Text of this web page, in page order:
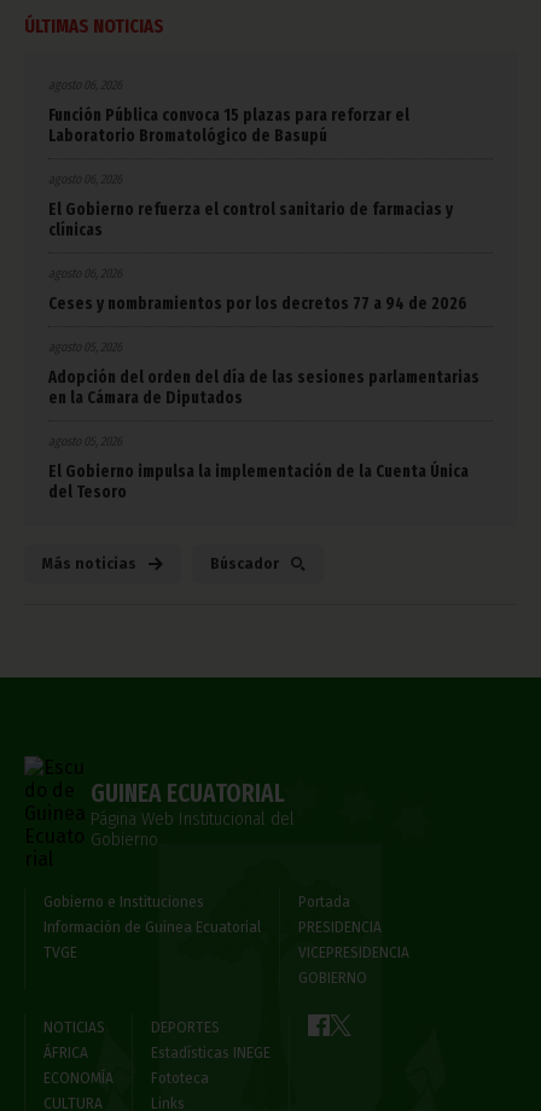
ÚLTIMAS NOTICIAS
agosto 06, 2026
Función Pública convoca 15 plazas para reforzar el
Laboratorio Bromatológico de Basupú
agosto 06, 2026
El Gobierno refuerza el control sanitario de farmacias y
clínicas
agosto 06, 2026
Ceses y nombramientos por los decretos 77 a 94 de 2026
agosto 05, 2026
Adopción del orden del día de las sesiones parlamentarias
en la Cámara de Diputados
agosto 05, 2026
El Gobierno impulsa la implementación de la Cuenta Única
del Tesoro
Más noticias Búscador
GUINEA ECUATORIAL
Página Web Institucional del
Gobierno
Gobierno e Instituciones
Información de Guinea Ecuatorial
TVGE
Portada
PRESIDENCIA
VICEPRESIDENCIA
GOBIERNO
NOTICIAS
ÁFRICA
ECONOMÍA
CULTURA
DEPORTES
Estadísticas INEGE
Fototeca
Links